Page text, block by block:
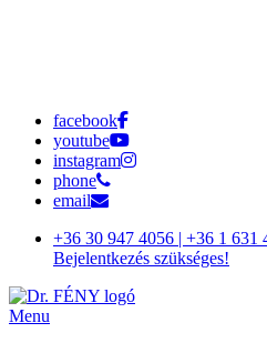
facebook
youtube
instagram
phone
email
+36 30 947 4056 | +36 1 631
Bejelentkezés szükséges!
Menu